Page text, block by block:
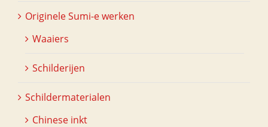
Originele Sumi-e werken
Waaiers
Schilderijen
Schildermaterialen
Chinese inkt